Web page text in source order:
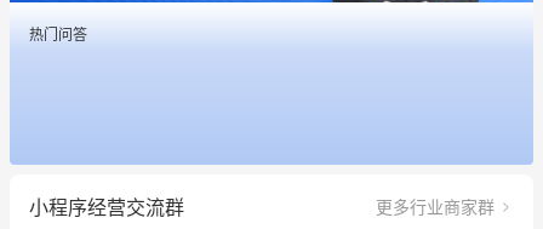
热门问答
小程序经营交流群 更多行业商家群
用有赞就能在微信、小红书同时经营了
餐饮也得靠私域和服务提高竞争力